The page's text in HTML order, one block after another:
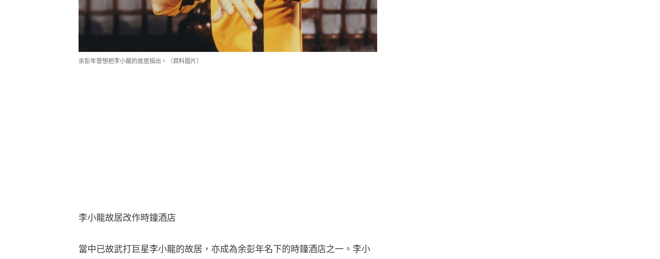
余彭年曾想把李小龍的故居捐出。（資料圖片）
李小龍故居改作時鐘酒店
當中已故武打巨星李小龍的故居，亦成為余彭年名下的時鐘酒店之一。李小